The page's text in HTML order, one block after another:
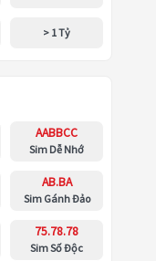
> 1 Tỷ
AABBCC
Sim Dễ Nhớ
AB.BA
Sim Gánh Đảo
75.78.78
Sim Số Độc